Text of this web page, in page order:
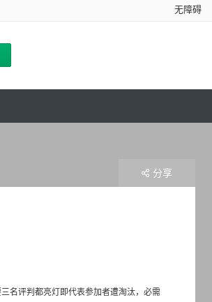
无障碍
名评判都亮灯即代表参加者遭淘汰，必需
分享